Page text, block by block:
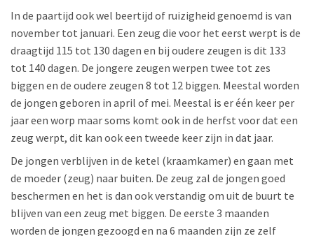
In de paartijd ook wel beertijd of ruizigheid genoemd is van
november tot januari. Een zeug die voor het eerst werpt is de
draagtijd 115 tot 130 dagen en bij oudere zeugen is dit 133
tot 140 dagen. De jongere zeugen werpen twee tot zes
biggen en de oudere zeugen 8 tot 12 biggen. Meestal worden
de jongen geboren in april of mei. Meestal is er één keer per
jaar een worp maar soms komt ook in de herfst voor dat een
zeug werpt, dit kan ook een tweede keer zijn in dat jaar.
De jongen verblijven in de ketel (kraamkamer) en gaan met
de moeder (zeug) naar buiten. De zeug zal de jongen goed
beschermen en het is dan ook verstandig om uit de buurt te
blijven van een zeug met biggen. De eerste 3 maanden
worden de jongen gezoogd en na 6 maanden zijn ze zelf